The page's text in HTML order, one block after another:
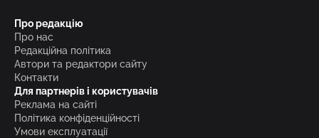
Про редакцію
Про нас
Редакційна політика
Автори та редактори сайту
Контакти
Для партнерів і користувачів
Реклама на сайті
Політика конфіденційності
Умови експлуатації